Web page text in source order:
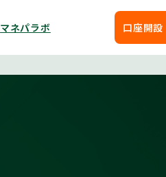
口座開設
マネパラボ